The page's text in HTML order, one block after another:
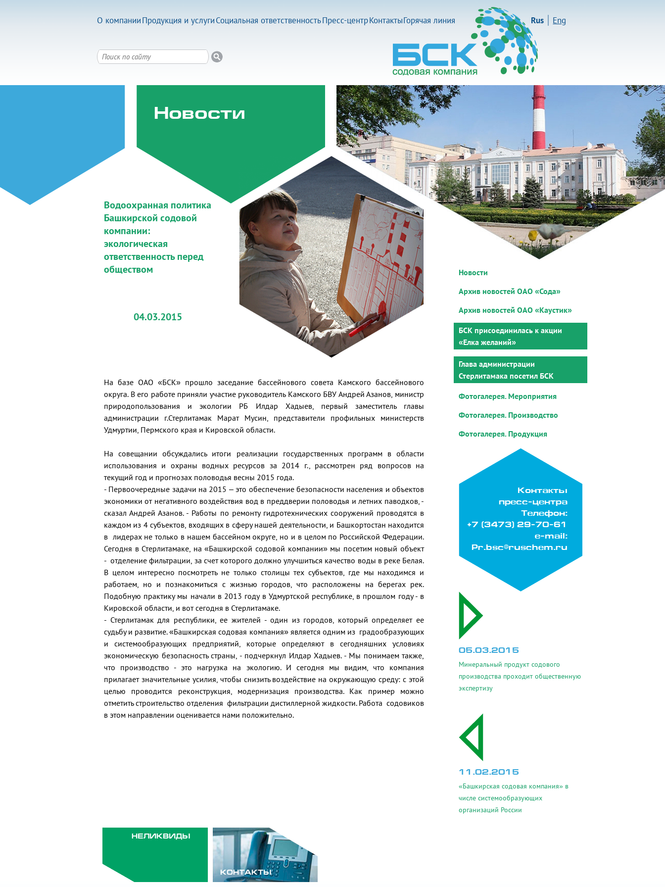
О компанииПродукция и услугиСоциальная ответственностьПресс-центрКонтактыГорячая линия Rus Eng
Новости
Водоохранная политика
Башкирской содовой
компании:
экологическая
ответственность перед
обществом
04.03.2015
На базе ОАО «БСК» прошло заседание бассейнового совета Камского бассейнового
округа. В его работе приняли участие руководитель Камского БВУ Андрей Азанов, министр
природопользования и экологии РБ Илдар Хадыев, первый заместитель главы
администрации г.Стерлитамак Марат Мусин, представители профильных министерств
Удмуртии, Пермского края и Кировской области.
На совещании обсуждались итоги реализации государственных программ в области
использования и охраны водных ресурсов за 2014 г., рассмотрен ряд вопросов на
текущий год и прогнозах половодья весны 2015 года.
- Первоочередные задачи на 2015 – это обеспечение безопасности населения и объектов
экономики от негативного воздействия вод в преддверии половодья и летних паводков, -
сказал Андрей Азанов. - Работы по ремонту гидротехнических сооружений проводятся в
каждом из 4 субъектов, входящих в сферу нашей деятельности, и Башкортостан находится
в лидерах не только в нашем бассейном округе, но и в целом по Российской Федерации.
Сегодня в Стерлитамаке, на «Башкирской содовой компании» мы посетим новый объект
- отделение фильтрации, за счет которого должно улучшиться качество воды в реке Белая.
В целом интересно посмотреть не только столицы тех субъектов, где мы находимся и
работаем, но и познакомиться с жизнью городов, что расположены на берегах рек.
Подобную практику мы начали в 2013 году в Удмуртской республике, в прошлом году - в
Кировской области, и вот сегодня в Стерлитамаке.
- Стерлитамак для республики, ее жителей - один из городов, который определяет ее
судьбу и развитие. «Башкирская содовая компания» является одним из градообразующих
и системообразующих предприятий, которые определяют в сегодняшних условиях
экономическую безопасность страны, - подчеркнул Илдар Хадыев. - Мы понимаем также,
что производство - это нагрузка на экологию. И сегодня мы видим, что компания
прилагает значительные усилия, чтобы снизить воздействие на окружающую среду: с этой
целью проводится реконструкция, модернизация производства. Как пример можно
отметить строительство отделения фильтрации дистиллерной жидкости. Работа содовиков
в этом направлении оценивается нами положительно.
Новости
Архив новостей ОАО «Сода»
Архив новостей ОАО «Каустик»
БСК присоединилась к акции
«Елка желаний»
Глава администрации
Стерлитамака посетил БСК
Фотогалерея. Мероприятия
Фотогалерея. Производство
Фотогалерея. Продукция
Контакты
пресс-центра
Телефон:
+7 (3473) 29-70-61
e-mail:
Pr.bsc@ruschem.ru
05.03.2015
Минеральный продукт содового
производства проходит общественную
экспертизу
11.02.2015
«Башкирская содовая компания» в
числе системообразующих
организаций России
НЕЛИКВИДЫ
КОНТАКТЫ